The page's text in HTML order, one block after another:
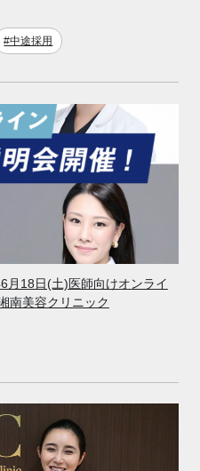
#中途採用
月18日(土)医師向けオンライ
南美容クリニック